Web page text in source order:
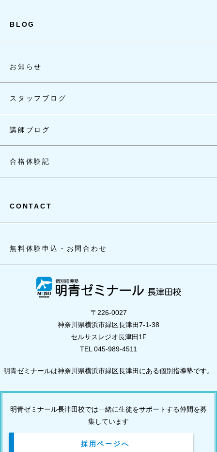
BLOG
お知らせ
スタッフブログ
講師ブログ
合格体験記
CONTACT
無料体験申込・お問合わせ
〒226-0027
神奈川県横浜市緑区長津田7-1-38
セルサスレジオ長津田1F
TEL 045-989-4511
明青ゼミナールは神奈川県横浜市緑区長津田にある個別指導塾です。
明青ゼミナール長津田校では一緒に生徒をサポートする仲間を募
集しています
採用ページへ